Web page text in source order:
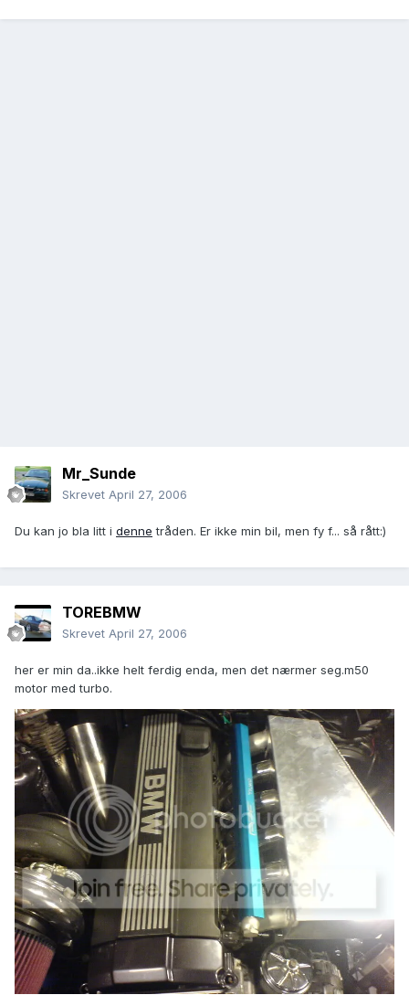
Mr_Sunde
Skrevet April 27, 2006
Du kan jo bla litt i denne tråden. Er ikke min bil, men fy f... så rått:)
TOREBMW
Skrevet April 27, 2006
her er min da..ikke helt ferdig enda, men det nærmer seg.m50
motor med turbo.